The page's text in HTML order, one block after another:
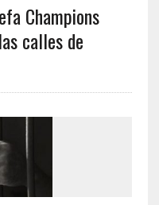
Champions
calles de